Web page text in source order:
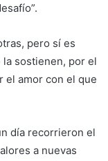
pero sí es
sostienen, por el
el amor con el que
día recorrieron el
a nuevas